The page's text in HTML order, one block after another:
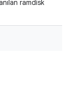
ramdisk